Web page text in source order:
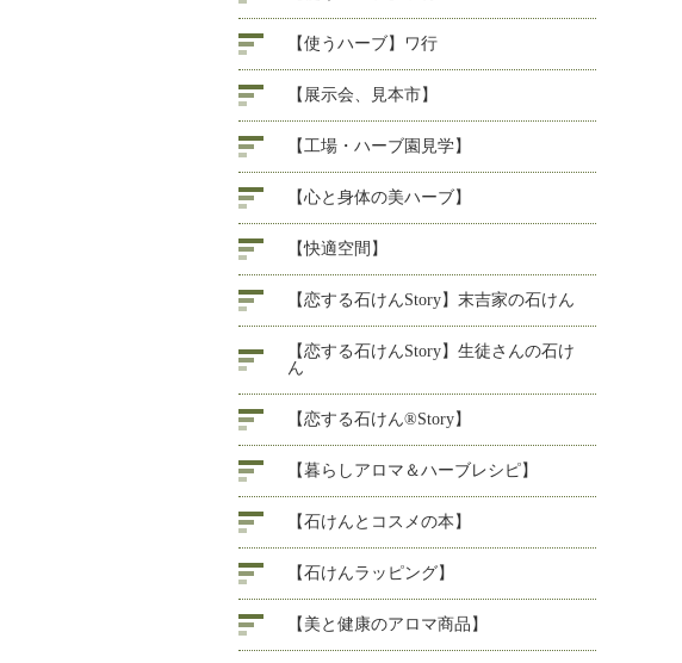
【使うハーブ】ワ行
【展示会、見本市】
【工場・ハーブ園見学】
【心と身体の美ハーブ】
【快適空間】
【恋する石けんStory】末吉家の石けん
【恋する石けんStory】生徒さんの石け
ん
【恋する石けん®Story】
【暮らしアロマ＆ハーブレシピ】
【石けんとコスメの本】
【石けんラッピング】
【美と健康のアロマ商品】